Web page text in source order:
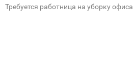
Требуется работница на уборку офиса